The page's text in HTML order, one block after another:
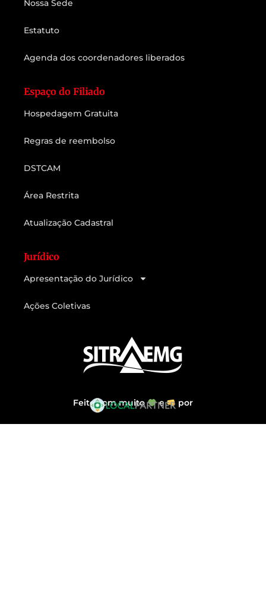
Nossa Sede
Estatuto
Agenda dos coordenadores liberados
Espaço do Filiado
Hospedagem Gratuita
Regras de reembolso
DSTCAM
Área Restrita
Atualização Cadastral
Jurídico
Apresentação do Jurídico
Ações Coletivas
Feito com muito e por